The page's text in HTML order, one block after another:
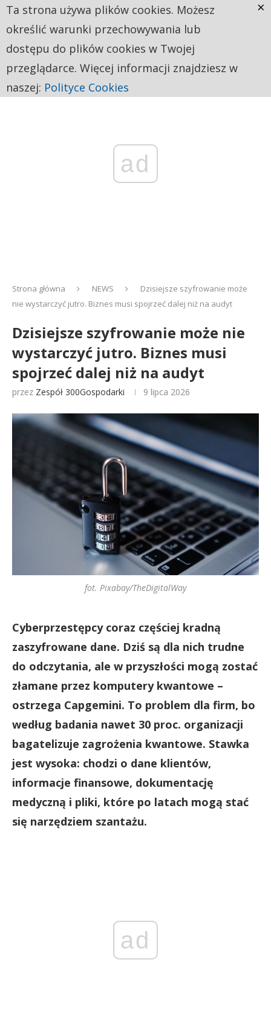
ad
Strona główna NEWS
Dzisiejsze szyfrowanie może
nie wystarczyć jutro. Biznes musi spojrzeć dalej niż na audyt
Dzisiejsze szyfrowanie może nie
wystarczyć jutro. Biznes musi
spojrzeć dalej niż na audyt
przez Zespół 300Gospodarki 9 lipca 2026
fot. Pixabay/TheDigitalWay
Cyberprzestępcy coraz częściej kradną
zaszyfrowane dane. Dziś są dla nich trudne
do odczytania, ale w przyszłości mogą zostać
złamane przez komputery kwantowe –
ostrzega Capgemini. To problem dla firm, bo
według badania nawet 30 proc. organizacji
bagatelizuje zagrożenia kwantowe. Stawka
jest wysoka: chodzi o dane klientów,
informacje finansowe, dokumentację
medyczną i pliki, które po latach mogą stać
się narzędziem szantażu.
ad
Ta strona używa plików cookies. Możesz
określić warunki przechowywania lub
dostępu do plików cookies w Twojej
przeglądarce. Więcej informacji znajdziesz w
naszej: Polityce Cookies
×